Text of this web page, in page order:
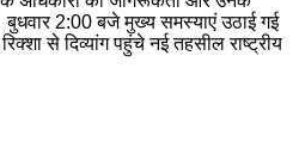
2:00 बजे मुख्य समस्याएं उठाई गई
से दिव्यांग पहुंचे नई तहसील राष्ट्रीय